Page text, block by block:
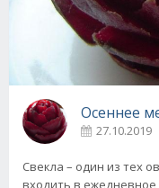
Осеннее
27.10.2019
Свекла – один из тех
входить в